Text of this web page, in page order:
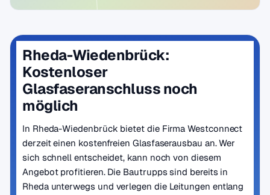
Rheda-Wiedenbrück:
Kostenloser
Glasfaseranschluss noch
möglich
In Rheda-Wiedenbrück bietet die Firma Westconnect
derzeit einen kostenfreien Glasfaserausbau an. Wer
sich schnell entscheidet, kann noch von diesem
Angebot profitieren. Die Bautrupps sind bereits in
Rheda unterwegs und verlegen die Leitungen entlang